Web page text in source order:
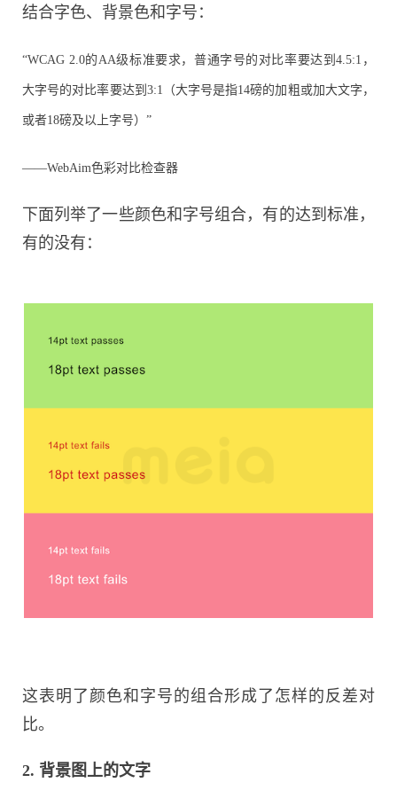
结合字色、背景色和字号：
“WCAG 2.0的AA级标准要求，普通字号的对比率要达到4.5:1，
大字号的对比率要达到3:1（大字号是指14磅的加粗或加大文字，
或者18磅及以上字号）”
——WebAim色彩对比检查器
下面列举了一些颜色和字号组合，有的达到标准，
有的没有：
这表明了颜色和字号的组合形成了怎样的反差对
比。
2. 背景图上的文字